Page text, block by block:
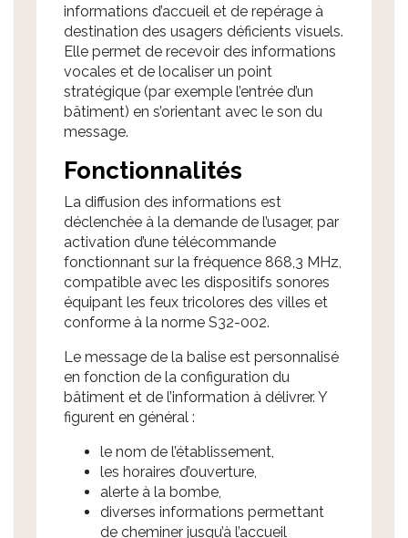
informations d’accueil et de repérage à
destination des usagers déficients visuels.
Elle permet de recevoir des informations
vocales et de localiser un point
stratégique (par exemple l’entrée d’un
bâtiment) en s’orientant avec le son du
message.
Fonctionnalités
La diffusion des informations est
déclenchée à la demande de l’usager, par
activation d’une télécommande
fonctionnant sur la fréquence 868,3 MHz,
compatible avec les dispositifs sonores
équipant les feux tricolores des villes et
conforme à la norme S32-002.
Le message de la balise est personnalisé
en fonction de la configuration du
bâtiment et de l’information à délivrer. Y
figurent en général :
le nom de l’établissement,
les horaires d’ouverture,
alerte à la bombe,
diverses informations permettant
de cheminer jusqu’à l’accueil